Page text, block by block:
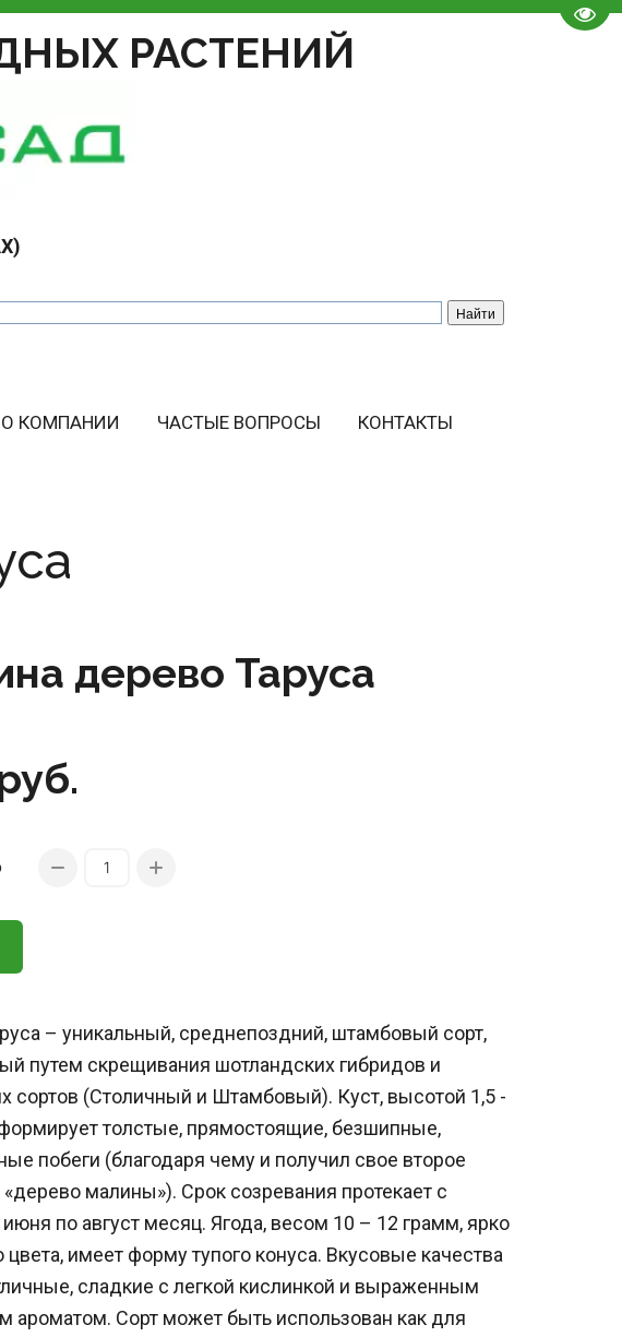
РАСТЕНИЙ
О КОМПАНИИ ЧАСТЫЕ ВОПРОСЫ КОНТАКТЫ
дерево Таруса
– уникальный, среднепоздний, штамбовый сорт,
путем скрещивания шотландских гибридов и
сортов (Столичный и Штамбовый). Куст, высотой 1,5 -
толстые, прямостоящие, безшипные,
побеги (благодаря чему и получил свое второе
«дерево малины»). Срок созревания протекает с
по август месяц. Ягода, весом 10 – 12 грамм, ярко
цвета, имеет форму тупого конуса. Вкусовые качества
сладкие с легкой кислинкой и выраженным
ароматом. Сорт может быть использован как для